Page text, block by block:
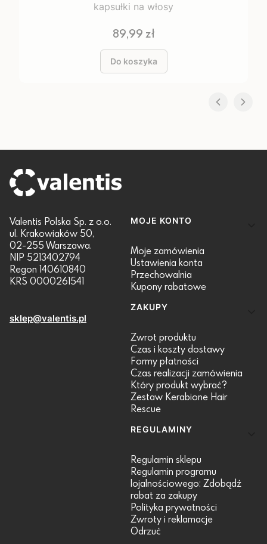
kapsułki na włosy
Cena
89,99 zł
Do koszyka
Valentis Polska Sp. z o.o.
ul. Krakowiaków 50,
02-255 Warszawa.
NIP 5213402794
Regon 140610840
KRS 0000261541
sklep@valentis.pl
Linki w stopce
MOJE KONTO
Moje zamówienia
Ustawienia konta
Przechowalnia
Kupony rabatowe
ZAKUPY
Zwrot produktu
Czas i koszty dostawy
Formy płatności
Czas realizacji zamówienia
Który produkt wybrać?
Zestaw Kerabione Hair
Rescue
REGULAMINY
Regulamin sklepu
Regulamin programu
lojalnościowego: Zdobądź
rabat za zakupy
Polityka prywatności
Zwroty i reklamacje
Odrzuć